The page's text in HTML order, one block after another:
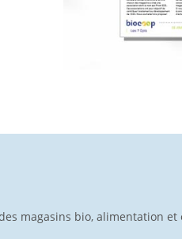
magasins bio, alimentation